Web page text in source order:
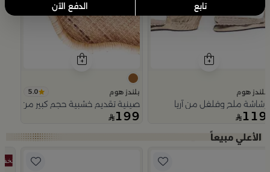
تابع الدفع الآن
بلندز هوم
رشاشة ملح وفلفل من آريا
119
بلندز هوم 5.0
صينية تقديم خشبية حجم كبير من اورورا
199
Slide 1 of 5